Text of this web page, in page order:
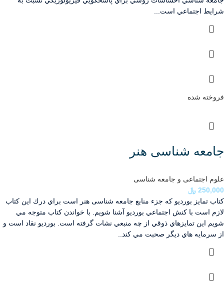
شرايط اجتماعي است...
فروخته شده
جامعه شناسی هنر
علوم اجتماعی و جامعه شناسی
250,000 ﷼
كتاب تمايز بورديو كه جزء منابع جامعه شناسی هنر است براي درك اين كتاب
لازم است با كنش اجتماعي بورديو آشنا شويم. با خواندن كتاب متوجه مي
شويم اين تمايزهاي ذوقي از چه منبعي نشات گرفته است. بورديو نقاد است و
از سرمايه هاي ديگر صحبت مي كند..